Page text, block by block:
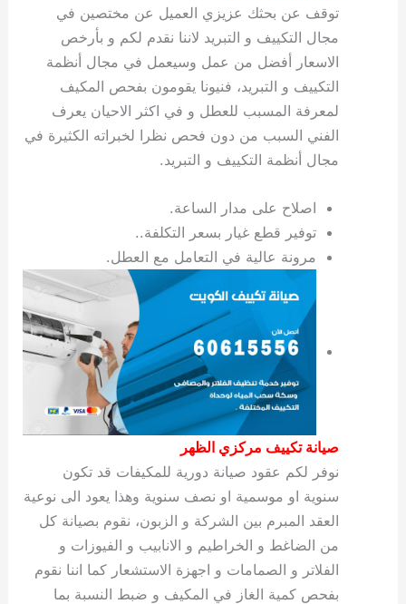
توقف عن بحثك عزيزي العميل عن مختصين في
مجال التكييف و التبريد لاننا نقدم لكم و بأرخص
الاسعار أفضل من عمل وسيعمل في مجال أنظمة
التكييف و التبريد، فنيونا يقومون بفحص المكيف
لمعرفة المسبب للعطل و في اكثر الاحيان يعرف
الفني السبب من دون فحص نظرا لخبراته الكثيرة في
مجال أنظمة التكييف و التبريد.
اصلاح على مدار الساعة.
توفير قطع غيار بسعر التكلفة..
مرونة عالية في التعامل مع العطل.
صيانة تكييف مركزي الظهر
نوفر لكم عقود صيانة دورية للمكيفات قد تكون
سنوية او موسمية او نصف سنوية وهذا يعود الى نوعية
العقد المبرم بين الشركة و الزبون، نقوم بصيانة كل
من الضاغط و الخراطيم و الانابيب و الفيوزات و
الفلاتر و الصمامات و اجهزة الاستشعار كما اننا نقوم
بفحص كمية الغاز في المكيف و ضبط النسبة بما